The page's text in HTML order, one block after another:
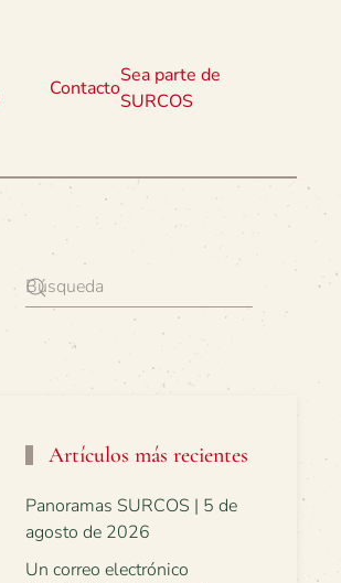
Contacto
Sea parte de
SURCOS
Artículos más recientes
Panoramas SURCOS | 5 de
agosto de 2026
Un correo electrónico